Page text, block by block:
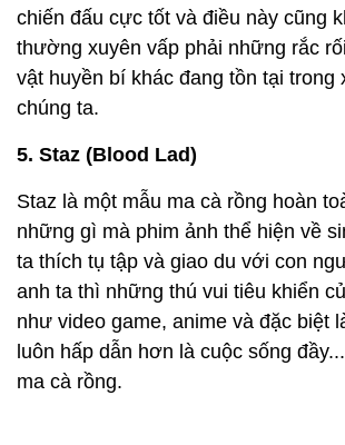
chiến đấu cực tốt và điều này cũng
thường xuyên vấp phải những rắc
vật huyền bí khác đang tồn tại trong
chúng ta.
5. Staz (Blood Lad)
Staz là một mẫu ma cà rồng hoàn
những gì mà phim ảnh thể hiện về
ta thích tụ tập và giao du với con
anh ta thì những thú vui tiêu khiển
như video game, anime và đặc biệt
luôn hấp dẫn hơn là cuộc sống
ma cà rồng.